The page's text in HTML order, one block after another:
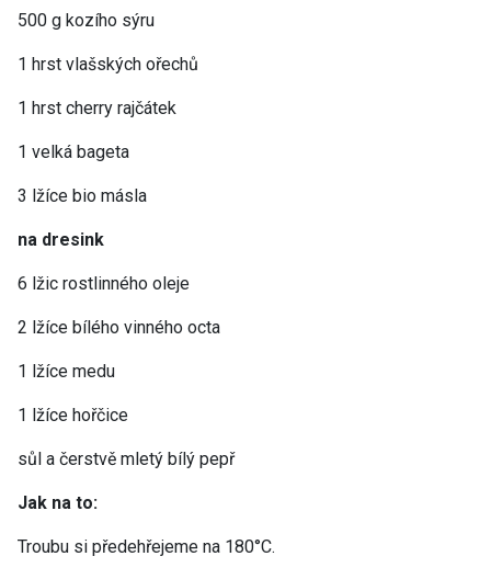
500 g kozího sýru
1 hrst vlašských ořechů
1 hrst cherry rajčátek
1 velká bageta
3 lžíce bio másla
na dresink
6 lžic rostlinného oleje
2 lžíce bílého vinného octa
1 lžíce medu
1 lžíce hořčice
sůl a čerstvě mletý bílý pepř
Jak na to:
Troubu si předehřejeme na 180°C.